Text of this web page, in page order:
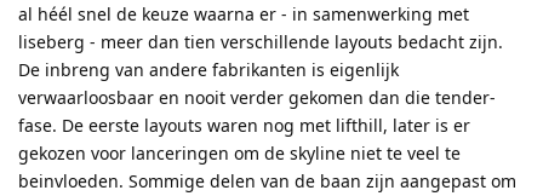
al héél snel de keuze waarna er - in samenwerking met
liseberg - meer dan tien verschillende layouts bedacht zijn.
De inbreng van andere fabrikanten is eigenlijk
verwaarloosbaar en nooit verder gekomen dan die tender-
fase. De eerste layouts waren nog met lifthill, later is er
gekozen voor lanceringen om de skyline niet te veel te
beinvloeden. Sommige delen van de baan zijn aangepast om